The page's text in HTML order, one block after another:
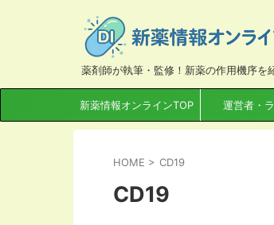
薬剤師が執筆・監修！新薬の作用機序を
新薬情報オンラインTOP 運営者・
HOME > CD19
CD19